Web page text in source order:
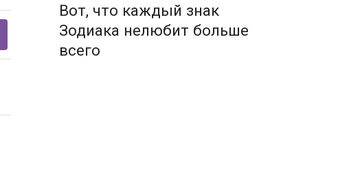
Вот, что каждый знак
Зодиака нелюбит больше
всего